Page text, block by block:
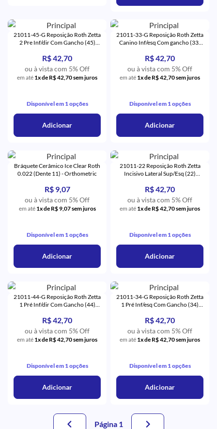
21011-45-G Reposição Roth Zetta
2 Pre Inf/dir Com Gancho (45)
R$ 42,70
ou à vista com 5% Off
em até 1x de R$ 42,70 sem juros
Disponível em 1 opções
Adicionar
21011-33-G Reposição Roth Zetta
Canino Inf/esq Com gancho (33)
R$ 42,70
ou à vista com 5% Off
em até 1x de R$ 42,70 sem juros
Disponível em 1 opções
Adicionar
Bráquete Cerâmico Ice Clear Roth
0.022 (Dente 11) - Orthometric
R$ 9,07
ou à vista com 5% Off
em até 1x de R$ 9,07 sem juros
Disponível em 1 opções
Adicionar
21011-22 Reposição Roth Zetta
Incisivo Lateral Sup/Esq (22)
R$ 42,70
ou à vista com 5% Off
em até 1x de R$ 42,70 sem juros
Disponível em 1 opções
Adicionar
21011-44-G Reposição Roth Zetta
1 Pré Inf/dir Com Gancho (44)
R$ 42,70
ou à vista com 5% Off
em até 1x de R$ 42,70 sem juros
Disponível em 1 opções
Adicionar
21011-34-G Reposição Roth Zetta
1 Pré Inf/esq Com Gancho (34)
R$ 42,70
ou à vista com 5% Off
em até 1x de R$ 42,70 sem juros
Disponível em 1 opções
Adicionar
Página 1